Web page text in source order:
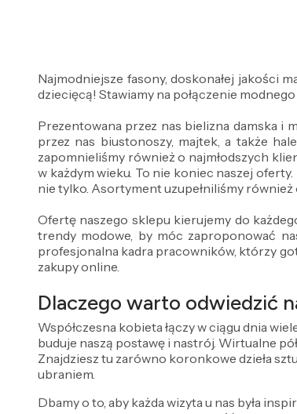
Najmodniejsze fasony, doskonałej jakości
dziecięcą! Stawiamy na połączenie
Prezentowana przez nas bielizna damska i
przez nas biustonoszy, majtek, a także
zapomnieliśmy również o najmłodszych
w każdym wieku. To nie koniec naszej
nie tylko. Asortyment uzupełniliśmy
Ofertę naszego sklepu kierujemy do
trendy modowe, by móc zaproponować
profesjonalna kadra pracowników, którzy
zakupy online.
Dlaczego warto odwiedzić
Współczesna kobieta łączy w ciągu dnia
buduje naszą postawę i nastrój. Wirtualne
Znajdziesz tu zarówno koronkowe dzieła
ubraniem.
Dbamy o to, aby każda wizyta u nas była